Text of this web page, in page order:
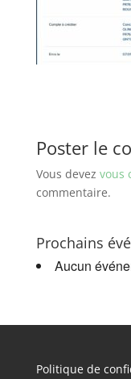
Poster le
Vous devez vous
commentaire.
Prochains
Aucun
Politique de